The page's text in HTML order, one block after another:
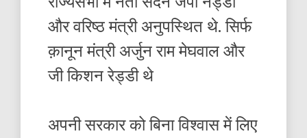
और वरिष्ठ मंत्री अनुपस्थित थे. सिर्फ
क़ानून मंत्री अर्जुन राम मेघवाल और
जी किशन रेड्डी थे
अपनी सरकार को बिना विश्वास में लिए